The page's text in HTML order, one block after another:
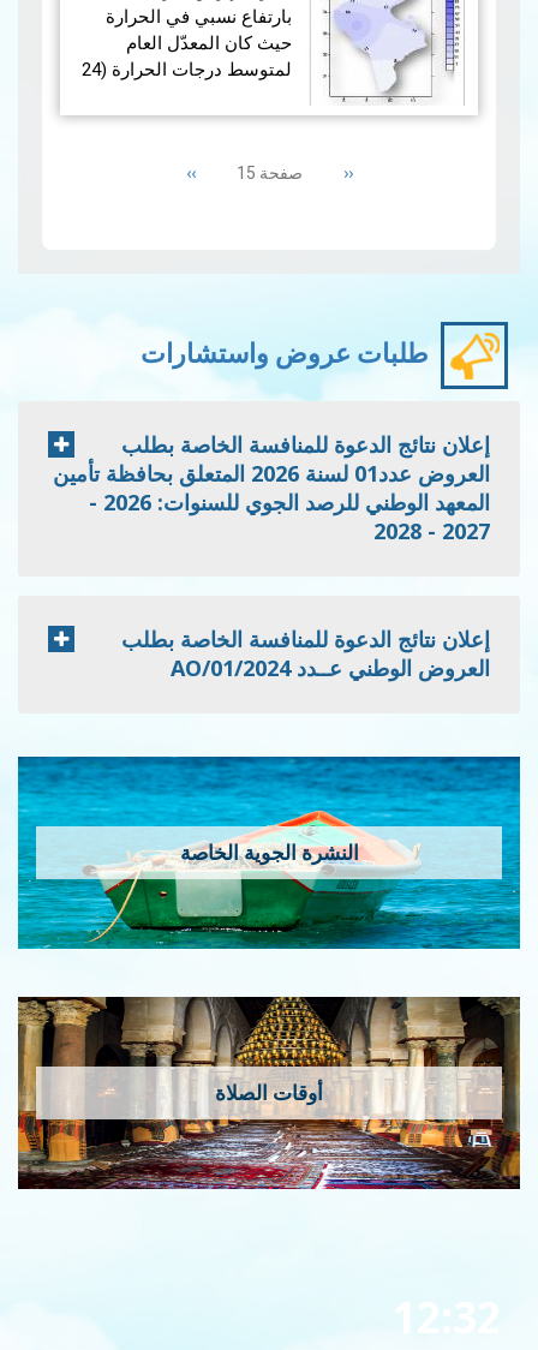
بارتفاع نسبي في الحرارة
حيث كان المعدّل العام
لمتوسط درجات الحرارة (24
المرجعي (1981- 2010) بقليل
Previous
‹‹ صفحة 15 Next
››
طلبات عروض واستشارات
إعلان نتائج الدعوة للمنافسة الخاصة بطلب
العروض عدد01 لسنة 2026 المتعلق بحافظة تأمين
المعهد الوطني للرصد الجوي للسنوات: 2026 -
2027 - 2028
إعلان نتائج الدعوة للمنافسة الخاصة بطلب
العروض الوطني عــدد 2024/AO/01
النشرة الجوية الخاصة
أوقات الصلاة
12:32